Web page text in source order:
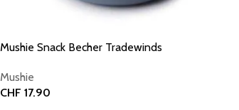
Mushie Snack Becher Tradewinds
Mushie
CHF 17.90